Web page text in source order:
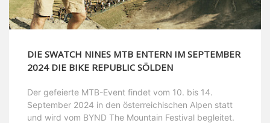
DIE SWATCH NINES MTB ENTERN IM SEPTEMBER
2024 DIE BIKE REPUBLIC SÖLDEN
Der gefeierte MTB-Event findet vom 10. bis 14.
September 2024 in den österreichischen Alpen statt
und wird vom BYND The Mountain Festival begleitet.